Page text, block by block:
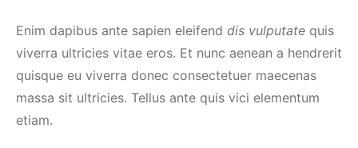
Enim dapibus ante sapien eleifend dis vulputate quis
viverra ultricies vitae eros. Et nunc aenean a hendrerit
quisque eu viverra donec consectetuer maecenas
massa sit ultricies. Tellus ante quis vici elementum
etiam.